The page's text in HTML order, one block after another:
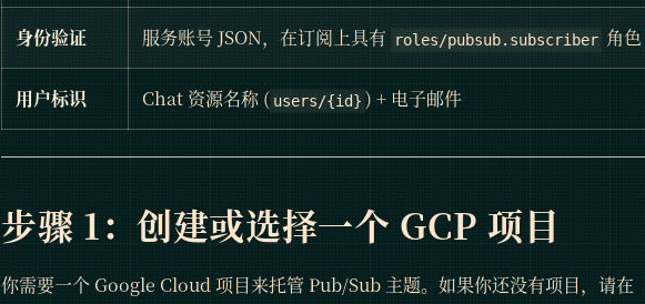
身份验证 服务账号 JSON，在订阅上具有 roles/pubsub.subscriber 角色
用户标识 Chat 资源名称 ( users/{id} ) + 电子邮件
步骤 1：创建或选择一个 GCP 项目
你需要一个 Google Cloud 项目来托管 Pub/Sub 主题。如果你还没有项目，请在